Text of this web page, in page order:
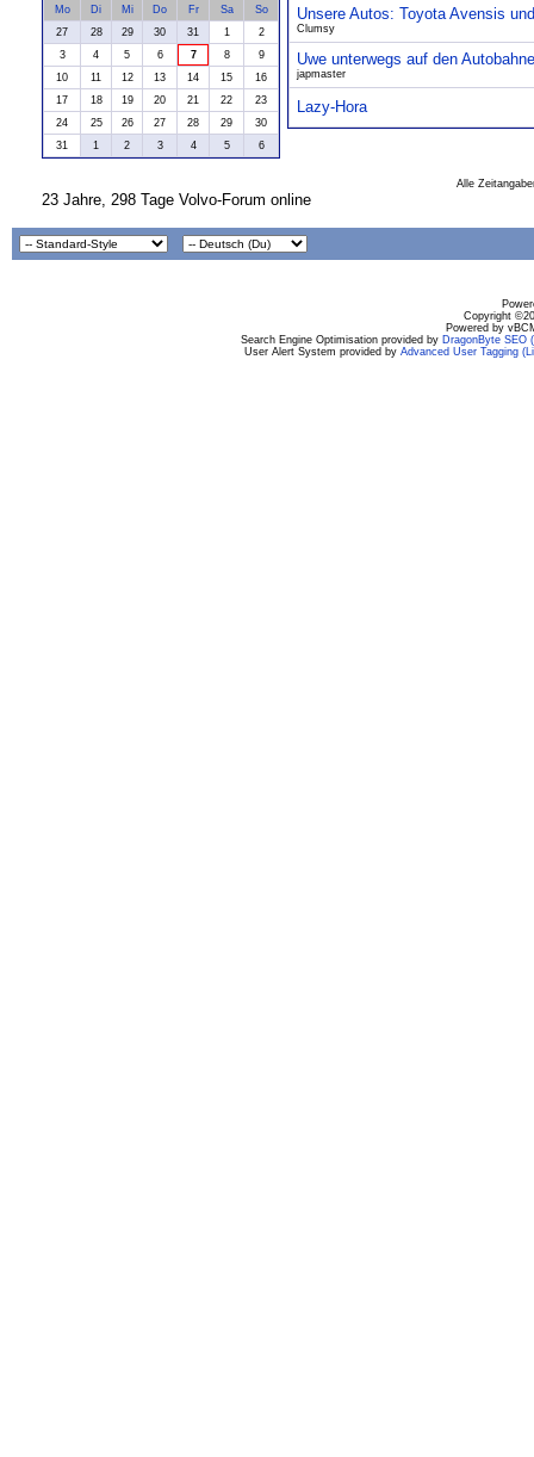
Unsere Autos: Toyota Avensis
Clumsy
Uwe unterwegs auf den
japmaster
Lazy-Hora
Mo
Di Mi Do Fr Sa
So
27
28 29 30 31 1
2
3
4 5 6 7 8
9
10
11 12 13 14 15
16
17
18 19 20 21 22
23
24
25 26 27 28 29
30
31
1 2 3 4 5 6
Alle
23 Jahre, 298 Tage Volvo-Forum online
Copyright
Powered by
Search Engine Optimisation provided by DragonByte SEO
User Alert System provided by Advanced User Tagging